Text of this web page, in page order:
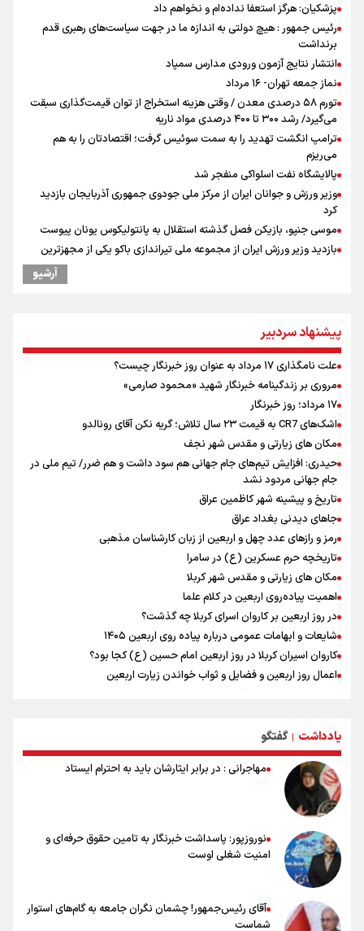
پزشکیان: هرگز استعفا نداده‌ام و نخواهم داد
رئیس جمهور : هیچ دولتی به اندازه ما در جهت سیاست‌های رهبری قدم
برنداشت
انتشار نتایج آزمون ورودی مدارس سمپاد
نماز جمعه تهران- ۱۶ مرداد
تورم ۵۸ درصدی معدن / وقتی هزینه استخراج از توان قیمت‌گذاری سبقت
می‌گیرد/ رشد ۳۰۰ تا ۴۰۰ درصدی مواد ناریه
ترامپ انگشت تهدید را به سمت سوئیس گرفت؛ اقتصادتان را به هم
می‌ریزم
پالایشگاه نفت اسلواکی منفجر شد
وزیر ورزش و جوانان ایران از مرکز ملی جودوی جمهوری آذربایجان بازدید
کرد
موسی جنپو، بازیکن فصل گذشته استقلال به پانتولیکوس یونان پیوست
بازدید وزیر ورزش ایران از مجموعه ملی تیراندازی باکو یکی از مجهزترین
یمن، ایستاده در برابر تحریم و تجاوز
خبر سخنگوی کمیسیون امنیت از توافق در چارچوب کلی مذاکرات ایران و
عمان بر سر تنگه هرمز
پیش بینی نرخ ارز، طلا و سکه شنبه ۱۷مرداد/ طلا و دلار در آستانه یک تغییر
مهم
همتی: اظهارات جدید آمریکا با ادعاهای قبلی سازگار نیست
آرشیو
پیشنهاد سردبیر
علت نامگذاری ۱۷ مرداد به عنوان روز خبرنگار چیست؟
مروری بر زندگینامه خبرنگار شهید «محمود صارمی»
۱۷ مرداد؛ روز خبرنگار
اشک‌های CR7 به قیمت ۲۳ سال تلاش؛ گریه نکن آقای رونالدو
مکان های زیارتی و مقدس شهر نجف
حیدری: افزایش تیم‌های جام جهانی هم سود داشت و هم ضرر/ تیم ملی در
جام جهانی مردود نشد
تاریخ و پیشینه شهر کاظمین عراق
جاهای دیدنی بغداد عراق
رمز و رازهای عدد چهل و اربعین از زبان کارشناسان مذهبی
تاریخچه حرم عسکرین (ع) در سامرا
مکان های زیارتی و مقدس شهر کربلا
اهمیت پیاده‌روی اربعین در کلام علما
در روز اربعین بر کاروان اسرای کربلا چه گذشت؟
شایعات و ابهامات عمومی درباره پیاده روی اربعین ۱۴۰۵
کاروان اسیران کربلا در روز اربعین امام حسین (ع) کجا بود؟
اعمال روز اربعین و فضایل و ثواب خواندن زیارت اربعین
راهنمای کامل درباره مسیر پیاده روی اربعین از طریق العلماء
وجه تسمیه و علت نامگذاری شهر سامرا
یادداشت | گفتگو
مهاجرانی : در برابر ایثارشان باید به احترام ایستاد
نوروزپور: پاسداشت خبرنگار به تامین حقوق حرفه‌ای و
امنیت شغلی اوست
آقای رئیس‌جمهور! چشمان نگران جامعه به گام‌های استوار
شماست